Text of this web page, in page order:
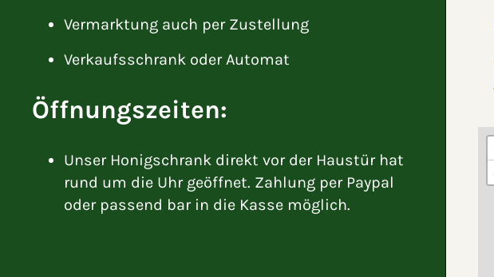
Vermarktung auch per Zustellung
Verkaufsschrank oder Automat
Öffnungszeiten:
Unser Honigschrank direkt vor der Haustür hat
rund um die Uhr geöffnet. Zahlung per Paypal
oder passend bar in die Kasse möglich.